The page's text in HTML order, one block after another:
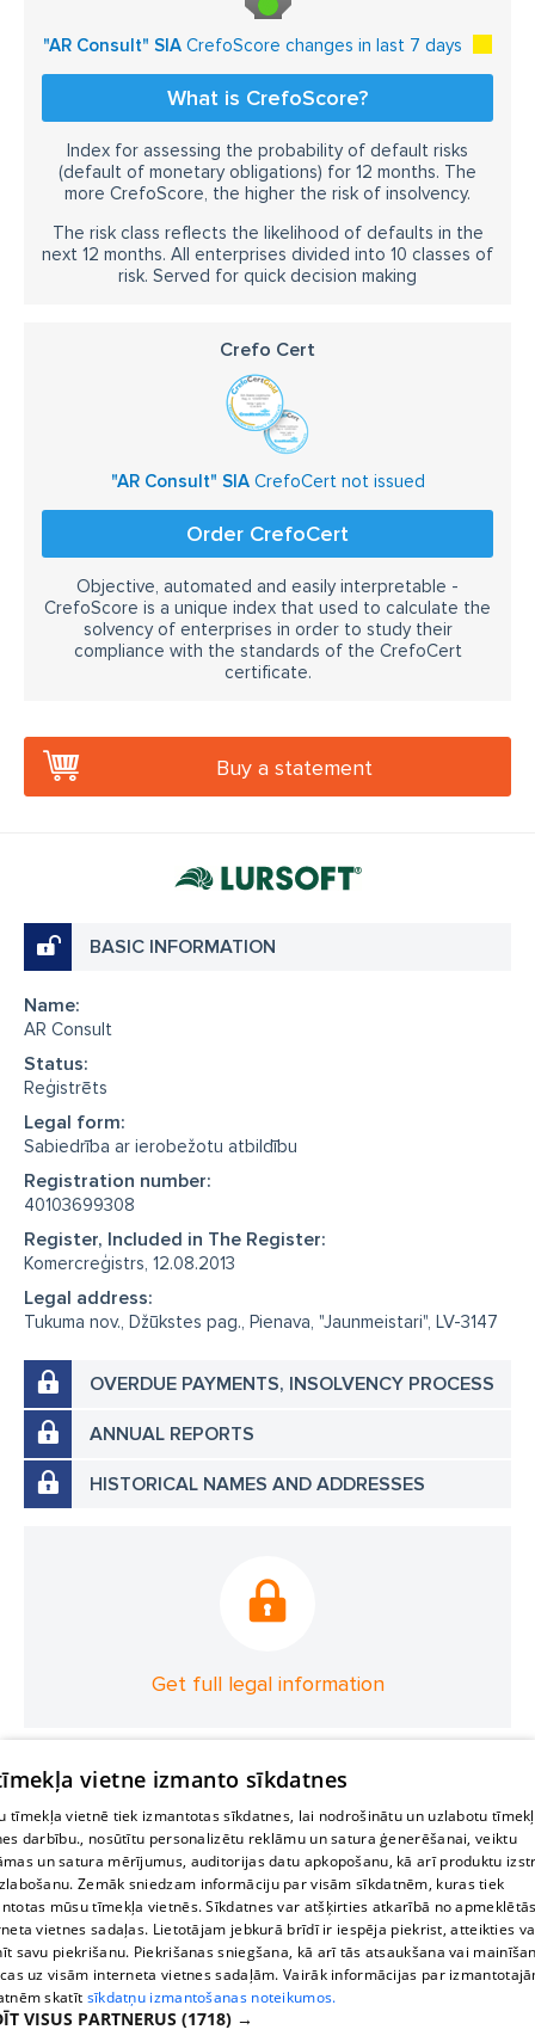
"AR Consult" SIA CrefoScore changes in last 7 days
What is CrefoScore?
Index for assessing the probability of default risks
(default of monetary obligations) for 12 months. The
more CrefoScore, the higher the risk of insolvency.
The risk class reflects the likelihood of defaults in the
next 12 months. All enterprises divided into 10 classes of
risk. Served for quick decision making
Crefo Cert
"AR Consult" SIACrefoCert not issued
Order CrefoCert
Objective, automated and easily interpretable -
CrefoScore is a unique index that used to calculate the
solvency of enterprises in order to study their
compliance with the standards of the CrefoCert
certificate.
Buy a statement
BASIC INFORMATION
Name:
AR Consult
Status:
Reģistrēts
Legal form:
Sabiedrība ar ierobežotu atbildību
Registration number:
40103699308
Register, Included in The Register:
Komercreģistrs, 12.08.2013
Legal address:
Tukuma nov., Džūkstes pag., Pienava, "Jaunmeistari", LV-3147
OVERDUE PAYMENTS, INSOLVENCY PROCESS
ANNUAL REPORTS
HISTORICAL NAMES AND ADDRESSES
Get full legal information
vietne izmanto sīkdatnes
tīmekļa vietnē tiek izmantotas sīkdatnes, lai nodrošinātu un uzlabotu
darbību., nosūtītu personalizētu reklāmu un satura ģenerēšanai, veiktu
un satura mērījumus, auditorijas datu apkopošanu, kā arī produktu
Zemāk sniedzam informāciju par visām sīkdatnēm, kuras tiek
mūsu tīmekļa vietnēs. Sīkdatnes var atšķirties atkarībā no
vietnes sadaļas. Lietotājam jebkurā brīdī ir iespēja piekrist, atteikties
savu piekrišanu. Piekrišanas sniegšana, kā arī tās atsaukšana vai
uz visām interneta vietnes sadaļām. Vairāk informācijas par
skatīt sīkdatņu izmantošanas noteikumos.
VISUS PARTNERUS (1718) →